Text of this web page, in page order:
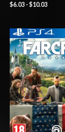
$6.03 - $10.03
Rango
de
desde
$6.03
hasta
$10.03